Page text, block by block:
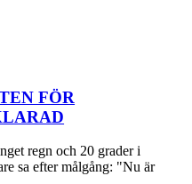
FÖR
regn och 20 grader i
sa efter målgång: "Nu är